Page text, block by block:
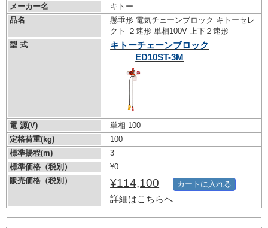
メーカー名
キトー
品名
懸垂形 電気チェーンブロック キトーセレ
クト ２速形 単相100V 上下２速形
型 式
キトーチェーンブロック
ED10ST-3M
電 源(V)
単相 100
定格荷重(kg)
100
標準揚程(m)
3
標準価格（税別）
¥0
販売価格（税別）
¥114,100
詳細はこちらへ
カートに入れる